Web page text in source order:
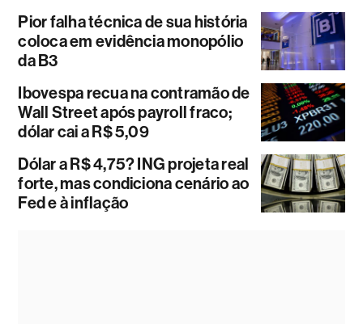
Pior falha técnica de sua história
coloca em evidência monopólio
da B3
Ibovespa recua na contramão de
Wall Street após payroll fraco;
dólar cai a R$ 5,09
Dólar a R$ 4,75? ING projeta real
forte, mas condiciona cenário ao
Fed e à inflação